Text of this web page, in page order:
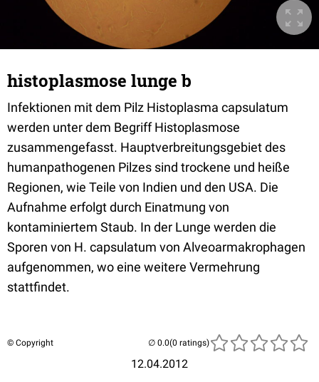
histoplasmose lunge b
Infektionen mit dem Pilz Histoplasma capsulatum
werden unter dem Begriff Histoplasmose
zusammengefasst. Hauptverbreitungsgebiet des
humanpathogenen Pilzes sind trockene und heiße
Regionen, wie Teile von Indien und den USA. Die
Aufnahme erfolgt durch Einatmung von
kontaminiertem Staub. In der Lunge werden die
Sporen von H. capsulatum von Alveoarmakrophagen
aufgenommen, wo eine weitere Vermehrung
stattfindet.
© Copyright
12.04.2012
(0 ratings)